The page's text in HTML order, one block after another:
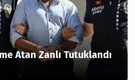
Atan Zanlı Tutuklandı